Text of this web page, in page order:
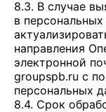
8.3. В случае
в
направления
электронной
groupspb.ru с
персональных
8.4. Срок